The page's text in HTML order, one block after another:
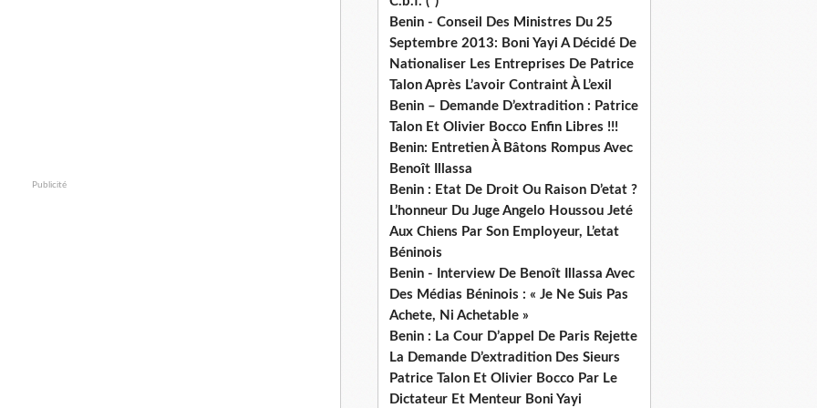
Publicité
Benin - Conseil Des Ministres Du 25
Septembre 2013: Boni Yayi A Décidé De
Nationaliser Les Entreprises De Patrice
Talon Après L’avoir Contraint À L’exil
Benin – Demande D’extradition : Patrice
Talon Et Olivier Bocco Enfin Libres !!!
Benin: Entretien À Bâtons Rompus Avec
Benoît Illassa
Benin : Etat De Droit Ou Raison D’etat ?
L’honneur Du Juge Angelo Houssou Jeté
Aux Chiens Par Son Employeur, L’etat
Béninois
Benin - Interview De Benoît Illassa Avec
Des Médias Béninois : « Je Ne Suis Pas
Achete, Ni Achetable »
Benin : La Cour D’appel De Paris Rejette
La Demande D’extradition Des Sieurs
Patrice Talon Et Olivier Bocco Par Le
Dictateur Et Menteur Boni Yayi